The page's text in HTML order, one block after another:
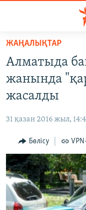
Skip
main
content
to
main
to
Search
АДАМ ҚҰҚЫҚТАРЫ
ӘЛЕУМЕТ
ӘЛЕМ
АРНАЙЫ ЖОБАЛАР
Русский
ЖАҢАЛЫҚТАР
Алматыда
жанында
жасалды
31 қазан 2016 жыл,
Бөлісу